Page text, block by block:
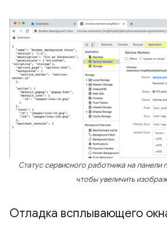
Статус сервисного работника на
чтобы увеличить
Отладка всплывающего